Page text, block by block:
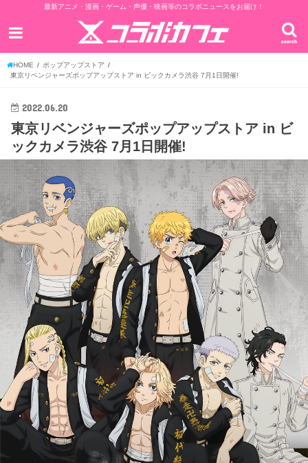
最新アニメ・漫画・ゲーム・声優・映画等のコラボニュースをお届け！
search
HOME
ポップアップストア
東京リベンジャーズポップアップストア in ビックカメラ渋谷 7月1日開催!
2022.06.20
東京リベンジャーズポップアップストア in ビ
ックカメラ渋谷 7月1日開催!